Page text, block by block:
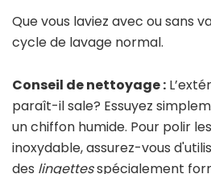
Que vous laviez avec ou sans
cycle de lavage normal.
Conseil de nettoyage :
paraît-il sale? Essuyez
un chiffon humide. Pour polir
inoxydable, assurez-vous
des lingettesspécialement